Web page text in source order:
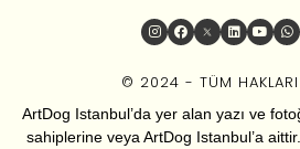
© 2024 - TÜM HAKLARI
ArtDog Istanbul’da yer alan yazı ve
sahiplerine veya ArtDog Istanbul’a